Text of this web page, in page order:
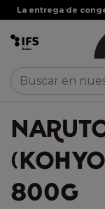
La entrega de
800G